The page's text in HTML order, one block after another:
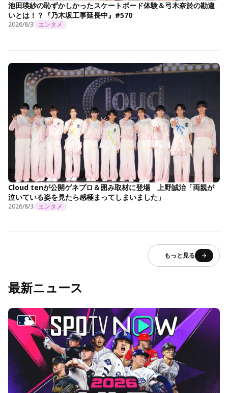
池田瑛紗の恥ずかしかったスケートボード体験＆弓木奈於の勘違
いとは！？『乃木坂工事延長中』#570
2026/8/3 エンタメ
Cloud tenが公開ゲネプロ＆囲み取材に登場 上野誠治「両親が
泣いている姿を見たら感極まってしまいました」
2026/8/3 エンタメ
もっと見る
最新ニュース